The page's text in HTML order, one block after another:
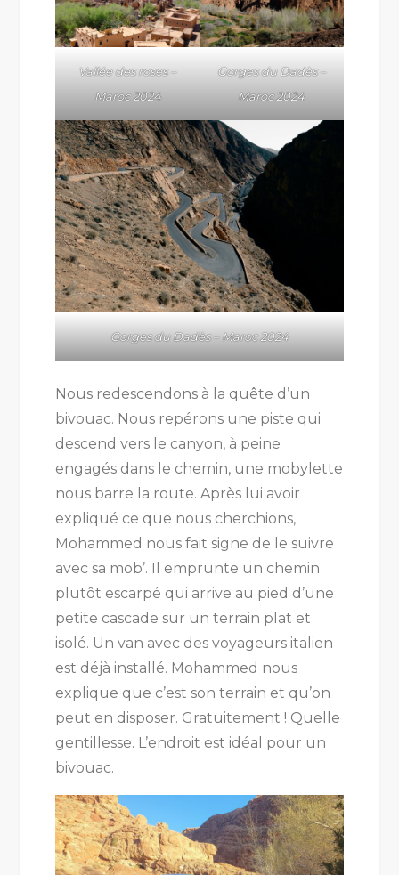
Vallée des roses –
Maroc 2024
Gorges du Dadès –
Maroc 2024
Gorges du Dadès – Maroc 2024
Nous redescendons à la quête d’un
bivouac. Nous repérons une piste qui
descend vers le canyon, à peine
engagés dans le chemin, une mobylette
nous barre la route. Après lui avoir
expliqué ce que nous cherchions,
Mohammed nous fait signe de le suivre
avec sa mob’. Il emprunte un chemin
plutôt escarpé qui arrive au pied d’une
petite cascade sur un terrain plat et
isolé. Un van avec des voyageurs italien
est déjà installé. Mohammed nous
explique que c’est son terrain et qu’on
peut en disposer. Gratuitement ! Quelle
gentillesse. L’endroit est idéal pour un
bivouac.